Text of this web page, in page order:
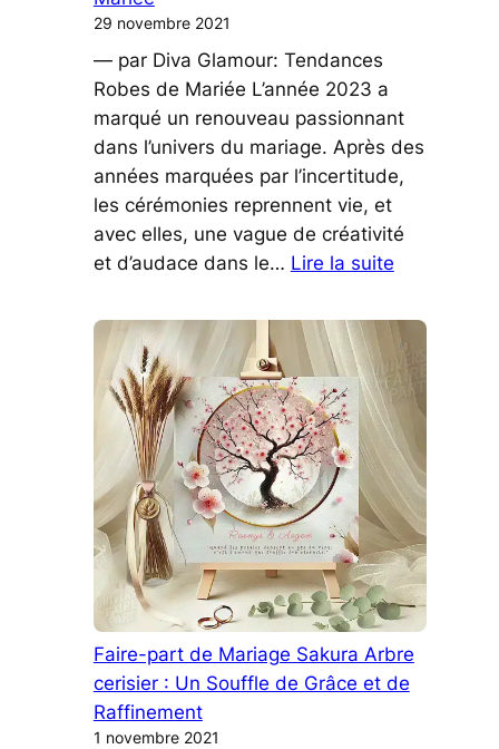
29 novembre 2021
— par Diva Glamour: Tendances
Robes de Mariée L’année 2023 a
marqué un renouveau passionnant
dans l’univers du mariage. Après des
années marquées par l’incertitude,
les cérémonies reprennent vie, et
avec elles, une vague de créativité
et d’audace dans le… Lire la suite:
Glamour:
Tendances
Robes
de
Mariée
Faire-part de Mariage Sakura Arbre
cerisier : Un Souffle de Grâce et de
Raffinement
1 novembre 2021